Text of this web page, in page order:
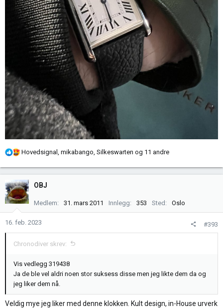
R
k
s
j
o
n
e
r
Hovedsignal , mikabango, Silkeswarten og 11 andre
OBJ
Medlem 31. mars 2011 Innlegg 353 Sted Oslo
16. feb. 2023 #393
Chronodiver skrev:
Vis vedlegg 319438
Ja de ble vel aldri noen stor suksess disse men jeg likte dem da og
jeg liker dem nå.
Veldig mye jeg liker med denne klokken. Kult design, in-House urverk